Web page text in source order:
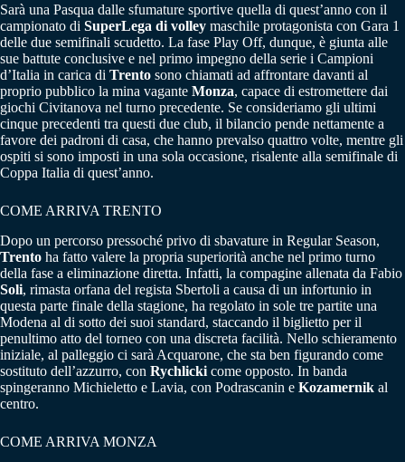
Sarà una Pasqua dalle sfumature sportive quella di quest’anno con il
campionato di SuperLega di volley maschile protagonista con Gara 1
delle due semifinali scudetto. La fase Play Off, dunque, è giunta alle
sue battute conclusive e nel primo impegno della serie i Campioni
d’Italia in carica di Trento sono chiamati ad affrontare davanti al
proprio pubblico la mina vagante Monza, capace di estromettere dai
giochi Civitanova nel turno precedente. Se consideriamo gli ultimi
cinque precedenti tra questi due club, il bilancio pende nettamente a
favore dei padroni di casa, che hanno prevalso quattro volte, mentre gli
ospiti si sono imposti in una sola occasione, risalente alla semifinale di
Coppa Italia di quest’anno.
COME ARRIVA TRENTO
Dopo un percorso pressoché privo di sbavature in Regular Season,
Trento ha fatto valere la propria superiorità anche nel primo turno
della fase a eliminazione diretta. Infatti, la compagine allenata da Fabio
Soli, rimasta orfana del regista Sbertoli a causa di un infortunio in
questa parte finale della stagione, ha regolato in sole tre partite una
Modena al di sotto dei suoi standard, staccando il biglietto per il
penultimo atto del torneo con una discreta facilità. Nello schieramento
iniziale, al palleggio ci sarà Acquarone, che sta ben figurando come
sostituto dell’azzurro, con Rychlicki come opposto. In banda
spingeranno Michieletto e Lavia, con Podrascanin e Kozamernik al
centro.
COME ARRIVA MONZA